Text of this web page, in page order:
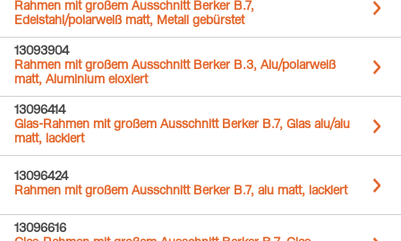
Rahmen mit großem Ausschnitt Berker B.7,
Edelstahl/polarweiß matt, Metall gebürstet
13093904
Rahmen mit großem Ausschnitt Berker B.3, Alu/polarweiß
matt, Aluminium eloxiert
13096414
Glas-Rahmen mit großem Ausschnitt Berker B.7, Glas alu/alu
matt, lackiert
13096424
Rahmen mit großem Ausschnitt Berker B.7, alu matt, lackiert
13096616